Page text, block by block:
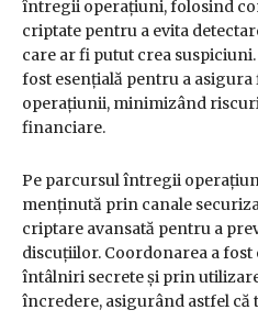
întregii operațiuni, folosind
criptate pentru a evita
care ar fi putut crea
fost esențială pentru a asigura
operațiunii, minimizând
financiare.
Pe parcursul întregii
menținută prin canale
criptare avansată pentru a
discuțiilor. Coordonarea a
întâlniri secrete și prin
încredere, asigurând astfel că